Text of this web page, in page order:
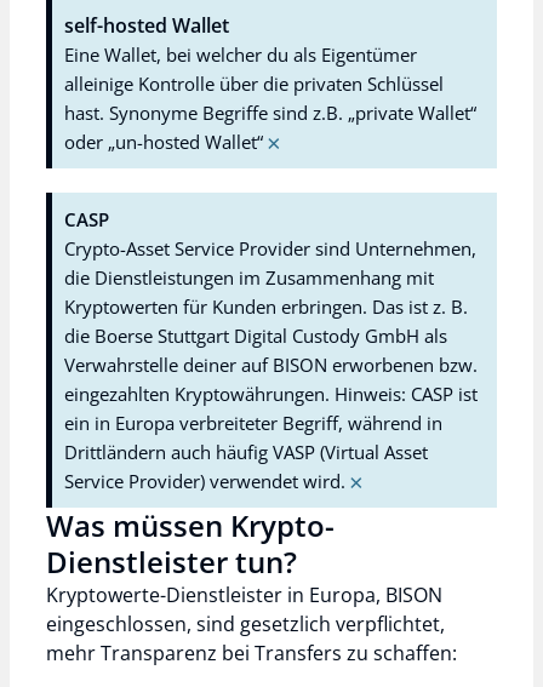
self-hosted Wallet
Eine Wallet, bei welcher du als Eigentümer
alleinige Kontrolle über die privaten Schlüssel
hast. Synonyme Begriffe sind z.B. „private Wallet“
oder „un-hosted Wallet“ ×
CASP
Crypto-Asset Service Provider sind Unternehmen,
die Dienstleistungen im Zusammenhang mit
Kryptowerten für Kunden erbringen. Das ist z. B.
die Boerse Stuttgart Digital Custody GmbH als
Verwahrstelle deiner auf BISON erworbenen bzw.
eingezahlten Kryptowährungen. Hinweis: CASP ist
ein in Europa verbreiteter Begriff, während in
Drittländern auch häufig VASP (Virtual Asset
Service Provider) verwendet wird. ×
Was müssen Krypto-
Dienstleister tun?
Kryptowerte-Dienstleister in Europa, BISON
eingeschlossen, sind gesetzlich verpflichtet,
mehr Transparenz bei Transfers zu schaffen: